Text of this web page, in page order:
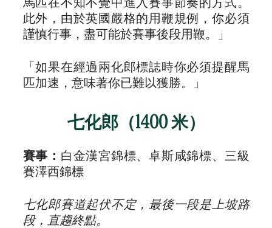
馬匹在不知不覺中進入賽事節奏的方式。
此外，由於英國嚴格的用鞭規例，你必須
謹慎行事，盡可能於賽事後段用鞭。」
「如果在經過兩化郎標誌時你必須提醒馬
匹加速，意味著你已難以獲勝。」
七化郎（1400 米）
賽事： 白金漢宮錦標、卓斯咸錦標、三級
賽澤西錦標
七化郎賽道起伏不定，最後一段是上坡路
段，直趨終點。